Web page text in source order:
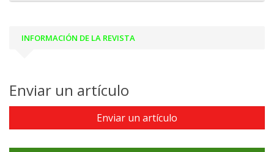
INFORMACIÓN DE LA REVISTA
Enviar un artículo
Enviar un artículo